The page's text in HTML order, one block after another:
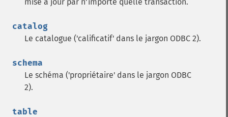
catalog
Le catalogue ('calificatif' dans le jargon ODBC 2).
schema
Le schéma ('propriétaire' dans le jargon ODBC
2).
table